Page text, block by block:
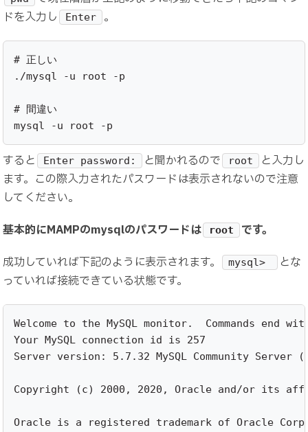
ドを入力し
Enter 。
# 正しい
./mysql -u root -p
# 間違い
mysql -u root -p
すると Enter password: と聞かれるので root
と入力し
ます。この際入力されたパスワードは表示されないので注意
してください。
基本的にMAMPのmysqlのパスワードは
root
です。
成功していれば下記のように表示されます。
mysql>
とな
っていれば接続できている状態です。
Welcome to the MySQL monitor.  Commands end
Your MySQL connection id is 257
Server version: 5.7.32 MySQL Community Server
Copyright (c) 2000, 2020, Oracle and/or its
Oracle is a registered trademark of Oracle